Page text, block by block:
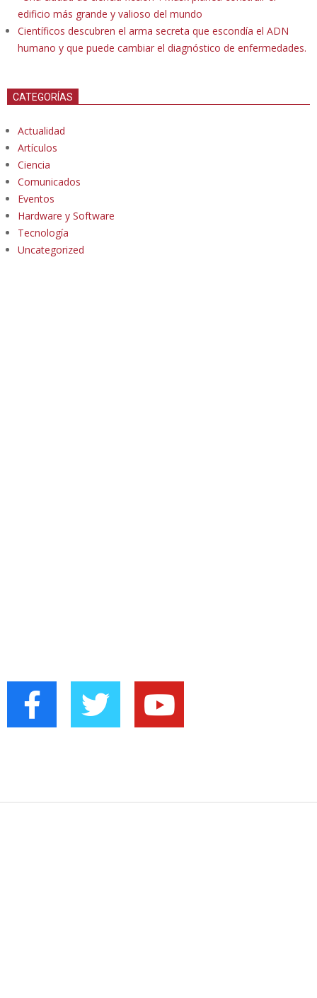
edificio más grande y valioso del mundo
Científicos descubren el arma secreta que escondía el ADN
humano y que puede cambiar el diagnóstico de enfermedades.
CATEGORÍAS
Actualidad
Artículos
Ciencia
Comunicados
Eventos
Hardware y Software
Tecnología
Uncategorized